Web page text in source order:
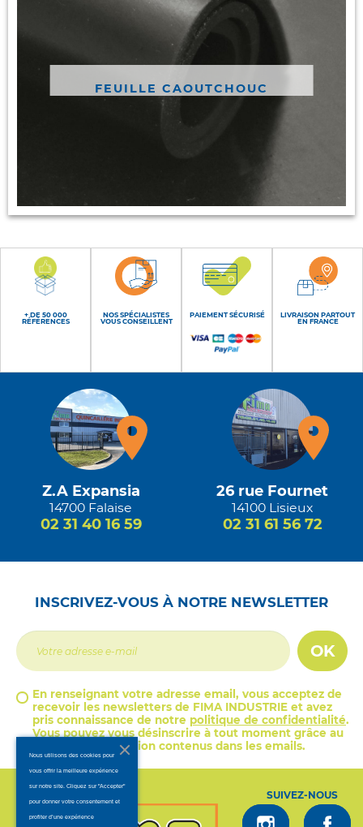
FEUILLE CAOUTCHOUC
+ DE 50 000
RÉFÉRENCES
NOS SPÉCIALISTES
VOUS CONSEILLENT
PAIEMENT SÉCURISÉ
LIVRAISON PARTOUT
EN FRANCE
Z.A Expansia
14700 Falaise
02 31 40 16 59
26 rue Fournet
14100 Lisieux
02 31 61 56 72
INSCRIVEZ-VOUS À NOTRE NEWSLETTER
OK
En renseignant votre adresse email, vous acceptez de
recevoir les newsletters de FIMA INDUSTRIE et avez
pris connaissance de notre politique de confidentialité.
Vous pouvez vous désinscrire à tout moment grâce au
lien de désinscription contenus dans les emails.
SUIVEZ-NOUS
Nous utilisons des cookies pour
vous offrir la meilleure expérience
sur notre site. Cliquez sur "Accepter"
pour donner votre consentement et
profiter d’une expérience